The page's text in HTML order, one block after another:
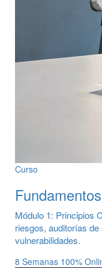
Curso
Módulo 1: Principios
riesgos, auditorías
vulnerabilidades.
8 Semanas 100%